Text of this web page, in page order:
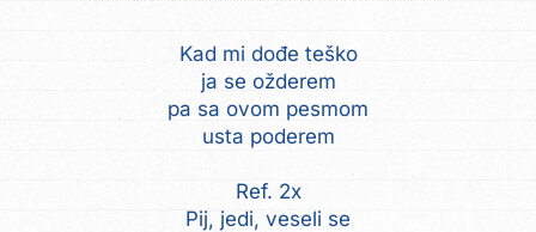
Kad mi dođe teško
ja se ožderem
pa sa ovom pesmom
usta poderem
Ref. 2x
Pij, jedi, veseli se